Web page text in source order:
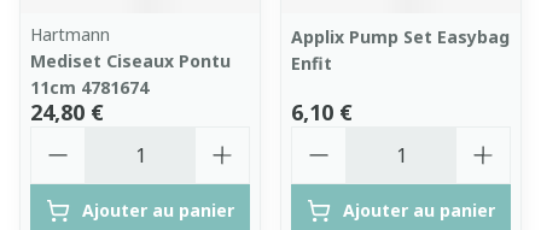
Hartmann
Mediset Ciseaux Pontu
11cm 4781674
24,80 €
Ajouter au panier
Applix Pump Set Easybag
Enfit
6,10 €
Ajouter au panier